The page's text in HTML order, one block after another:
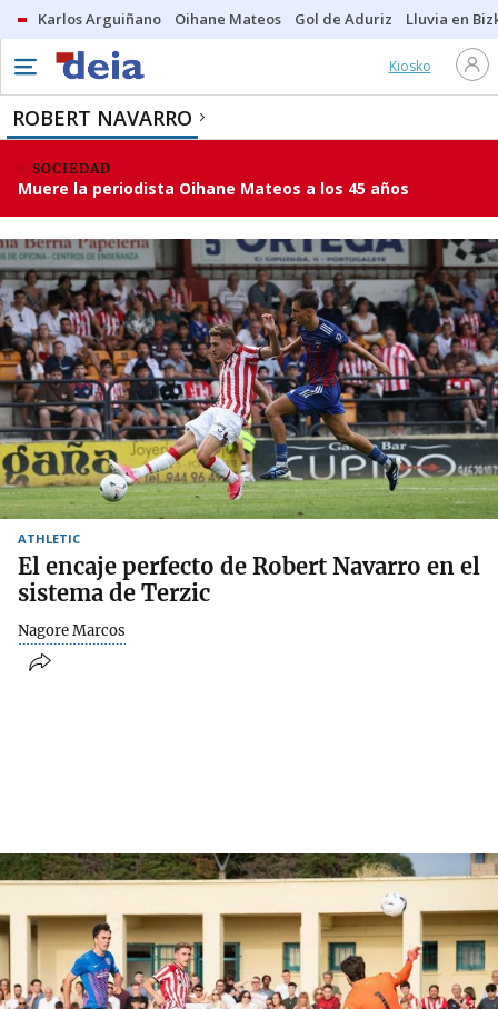
Karlos Arguiñano Oihane Mateos Gol de Aduriz Lluvia en
Kiosko
ROBERT NAVARRO
SOCIEDAD
Muere la periodista Oihane Mateos a los 45 años
ATHLETIC
El encaje perfecto de Robert Navarro en el
sistema de Terzic
Nagore Marcos